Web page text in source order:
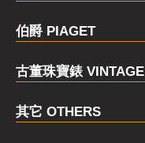
伯爵 PIAGET
古董珠寶錶 VINTAGE
其它 OTHERS